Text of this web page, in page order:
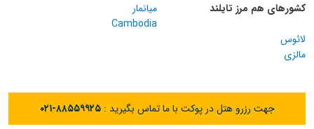
کشورهای هم مرز تایلند
میانمار
Cambodia
لائوس
مالزی
جهت رزرو هتل در پوکت با ما تماس بگیرید :۰۲۱-۸۸۵۵۹۹۲۵